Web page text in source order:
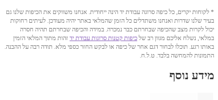
* לקוחות יקרים, כל כיפה סרוגה עבודת יד הינה ייחודית. אנחנו משווקים את הכיפות שלנו גם
בעיר שלנו שדרות ואנחנו משתדלים כל הזמן שהמלאי באתר יהיה מעודכן. לעיתים רחוקות
יכול לקרות מצב שהכיפה שבחרתם כבר נמכרה. במידה והכיפה שבחרתם תהיה חסרה
במלאי, נשלח אליכם מגוון רב של כיפות קטנות סרוגות עבודת יד זהות מתוך המלאי הזמין
באותו רגע. תוכלו לבחור דגם אחר של כיפה או לבקש החזר כספי מלא. תודה רבה על ההבנה.
התמונות להמחשה בלבד. ט.ל.ח.
מידע נוסף